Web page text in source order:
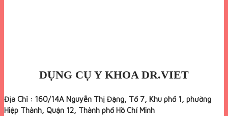
DỤNG CỤ Y KHOA DR.VIET
Địa Chỉ : 160/14A Nguyễn Thị Đặng, Tổ 7, Khu phố 1, phường
Hiệp Thành, Quận 12, Thành phố Hồ Chí Minh